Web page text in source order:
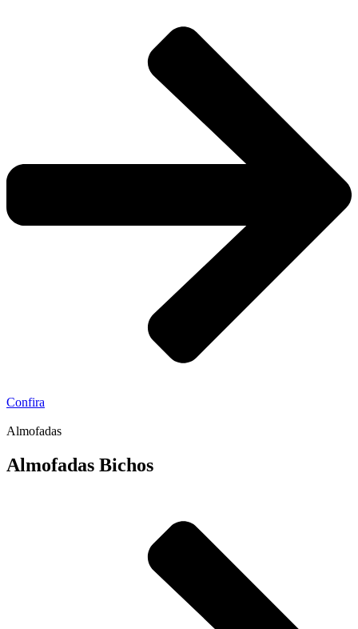
Confira
Almofadas
Almofadas Bichos